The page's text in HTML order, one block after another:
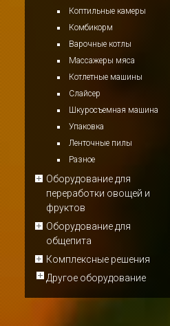
Коптильные камеры
Комбикорм
Варочные котлы
Массажеры мяса
Котлетные машины
Слайсер
Шкуросъемная машина
Упаковка
Ленточные пилы
Разное
Оборудование для
переработки овощей и
фруктов
Оборудование для
общепита
Комплексные решения
Другое оборудование